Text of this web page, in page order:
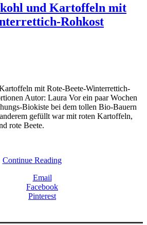
und Kartoffeln mit
Rohkost
mit Rote-Beete-Winterrettich-
Autor: Laura Vor ein paar Wochen
Biokiste bei dem tollen Bio-Bauern
gefüllt war mit roten Kartoffeln,
rote Beete.
Continue Reading
Email
Facebook
Pinterest